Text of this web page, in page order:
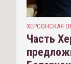
ХЕРСОНСКАЯ
Часть